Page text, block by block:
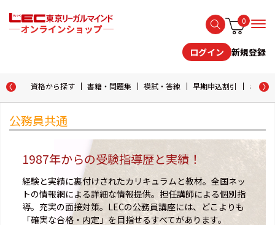
0
ログイン 新規登録
資格から探す 書籍・問題集 模試・答練 早期申込割引 おため
公務員共通
1987年からの受験指導歴と実績！
経験と実績に裏付けされたカリキュラムと教材。全国ネッ
トの情報網による詳細な情報提供。担任講師による個別指
導。充実の面接対策。LECの公務員講座には、どこよりも
「確実な合格・内定」を目指せるすべてがあります。